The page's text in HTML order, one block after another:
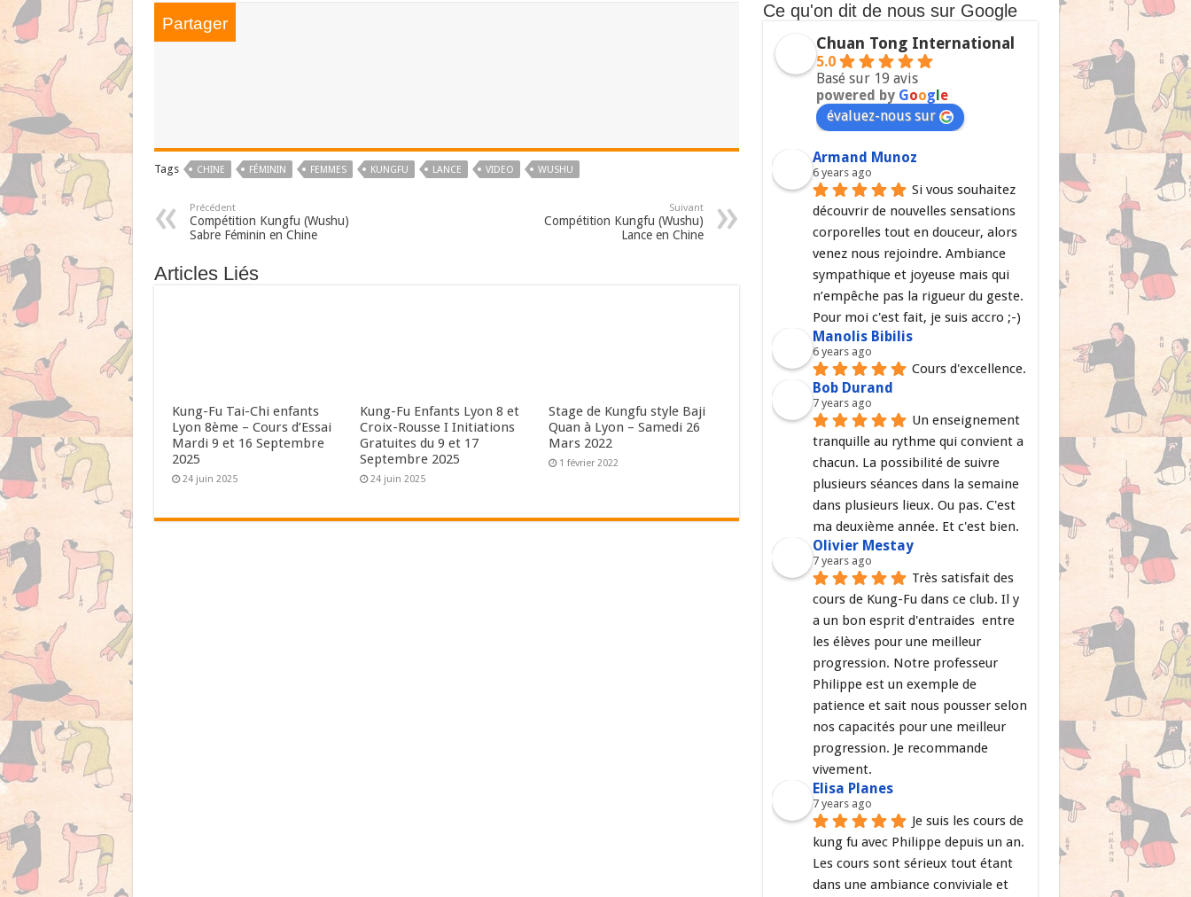
Partager
Tags CHINE FÉMININ FEMMES KUNGFU LANCE VIDEO WUSHU
Précédent
Compétition Kungfu (Wushu)
Sabre Féminin en Chine
Suivant
Compétition Kungfu (Wushu)
Lance en Chine
Articles Liés
Kung-Fu Tai-Chi enfants
Lyon 8ème – Cours d’Essai
Mardi 9 et 16 Septembre
2025
24 juin 2025
Kung-Fu Enfants Lyon 8 et
Croix-Rousse I Initiations
Gratuites du 9 et 17
Septembre 2025
24 juin 2025
Stage de Kungfu style Baji
Quan à Lyon – Samedi 26
Mars 2022
1 février 2022
Ce qu'on dit de nous sur Google
Chuan Tong International
5.0
Basé sur 19 avis
powered by Goog e
évaluez-nous sur
Armand Munoz
6 years ago
Si vous souhaitez
découvrir de nouvelles sensations
corporelles tout en douceur, alors
venez nous rejoindre. Ambiance
sympathique et joyeuse mais qui
n’empêche pas la rigueur du geste.
Pour moi c'est fait, je suis accro ;-)
Manolis Bibilis
6 years ago
Cours d'excellence.
Bob Durand
7 years ago
Un enseignement
tranquille au rythme qui convient a
chacun. La possibilité de suivre
plusieurs séances dans la semaine
dans plusieurs lieux. Ou pas. C'est
ma deuxième année. Et c'est bien.
Olivier Mestay
7 years ago
Très satisfait des
cours de Kung-Fu dans ce club. Il y
a un bon esprit d'entraides  entre
les élèves pour une meilleur
progression. Notre professeur
Philippe est un exemple de
patience et sait nous pousser selon
nos capacités pour une meilleur
progression. Je recommande
vivement.
Elisa Planes
7 years ago
Je suis les cours de
kung fu avec Philippe depuis un an.
Les cours sont sérieux tout étant
dans une ambiance conviviale et